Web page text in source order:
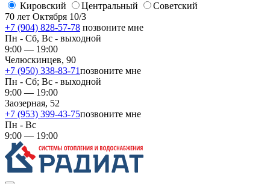
Кировский
​Центральный
​Советский
70 лет Октября 10/3
+7 (904) 828-57-78 позвоните мне
Пн - Сб, Вс - выходной
9:00 — 19:00
Челюскинцев, 90
+7 (950) 338-83-71позвоните мне
Пн - Сб; Вс - выходной
9:00 — 19:00
Заозерная, 52
+7 (953) 399-43-75позвоните мне
Пн - Вс
9:00 — 19:00